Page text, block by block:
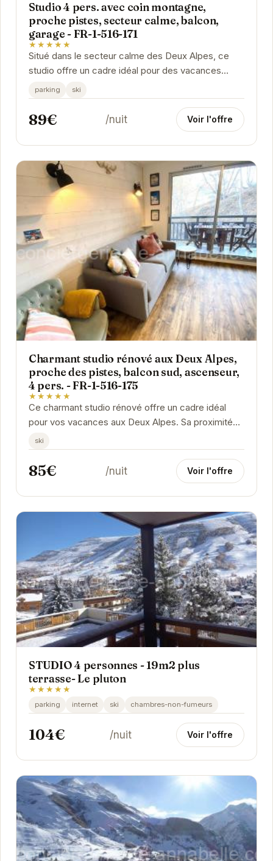
Studio 4 pers. avec coin montagne,
proche pistes, secteur calme, balcon,
garage - FR-1-516-171
★★★★★
Situé dans le secteur calme des Deux Alpes, ce
studio offre un cadre idéal pour des vacances
reposantes. À proximité des pistes de ski, il...
parking ski
89€ /nuit Voir l'offre
Charmant studio rénové aux Deux Alpes,
proche des pistes, balcon sud, ascenseur,
4 pers. - FR-1-516-175
★★★★★
Ce charmant studio rénové offre un cadre idéal
pour vos vacances aux Deux Alpes. Sa proximité
avec les pistes, son balcon sud et son ascenseur
en...
ski
85€ /nuit Voir l'offre
STUDIO 4 personnes - 19m2 plus
terrasse- Le pluton
★★★★★
parking internet ski chambres-non-fumeurs
104€ /nuit Voir l'offre